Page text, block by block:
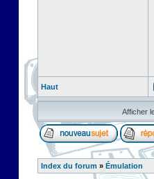
Haut
Afficher
Index du forum » Émulation